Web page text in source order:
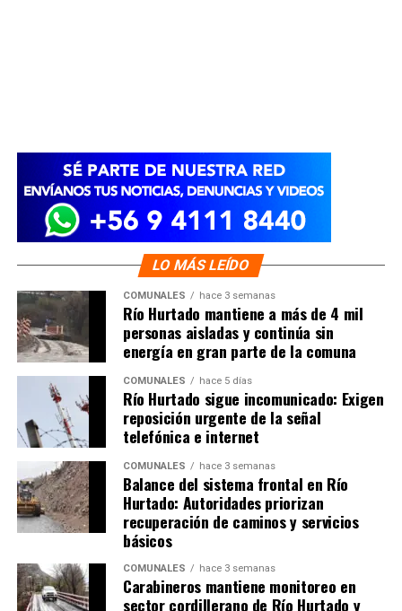
LO MÁS LEÍDO
COMUNALES hace 3 semanas
Río Hurtado mantiene a más de 4 mil
personas aisladas y continúa sin
energía en gran parte de la comuna
COMUNALES hace 5 días
Río Hurtado sigue incomunicado: Exigen
reposición urgente de la señal
telefónica e internet
COMUNALES hace 3 semanas
Balance del sistema frontal en Río
Hurtado: Autoridades priorizan
recuperación de caminos y servicios
básicos
COMUNALES hace 3 semanas
Carabineros mantiene monitoreo en
sector cordillerano de Río Hurtado y